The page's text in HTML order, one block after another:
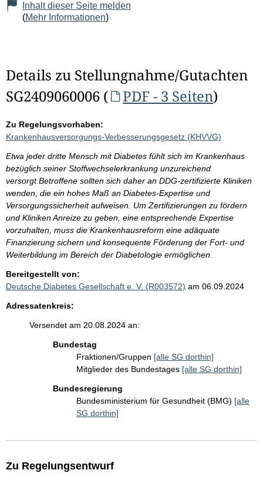
Inhalt dieser Seite melden
(Mehr Informationen)
Details zu Stellungnahme/Gutachten
SG2409060006 (
PDF - 3 Seiten)
Zu Regelungsvorhaben:
Krankenhausversorgungs-Verbesserungsgesetz (KHVVG)
Etwa jeder dritte Mensch mit Diabetes fühlt sich im Krankenhaus
bezüglich seiner Stoffwechselerkrankung unzureichend
versorgt.Betroffene sollten sich daher an DDG-zertifizierte Kliniken
wenden, die ein hohes Maß an Diabetes-Expertise und
Versorgungssicherheit aufweisen. Um Zertifizierungen zu fördern
und Kliniken Anreize zu geben, eine entsprechende Expertise
vorzuhalten, muss die Krankenhausreform eine adäquate
Finanzierung sichern und konsequente Förderung der Fort- und
Weiterbildung im Bereich der Diabetologie ermöglichen.
Bereitgestellt von:
Deutsche Diabetes Gesellschaft e. V. (R003572) am 06.09.2024
Adressatenkreis:
Versendet am 20.08.2024 an:
Bundestag
Fraktionen/Gruppen [alle SG dorthin]
Mitglieder des Bundestages [alle SG dorthin]
Bundesregierung
Bundesministerium für Gesundheit (BMG) [alle
SG dorthin]
Zu Regelungsentwurf